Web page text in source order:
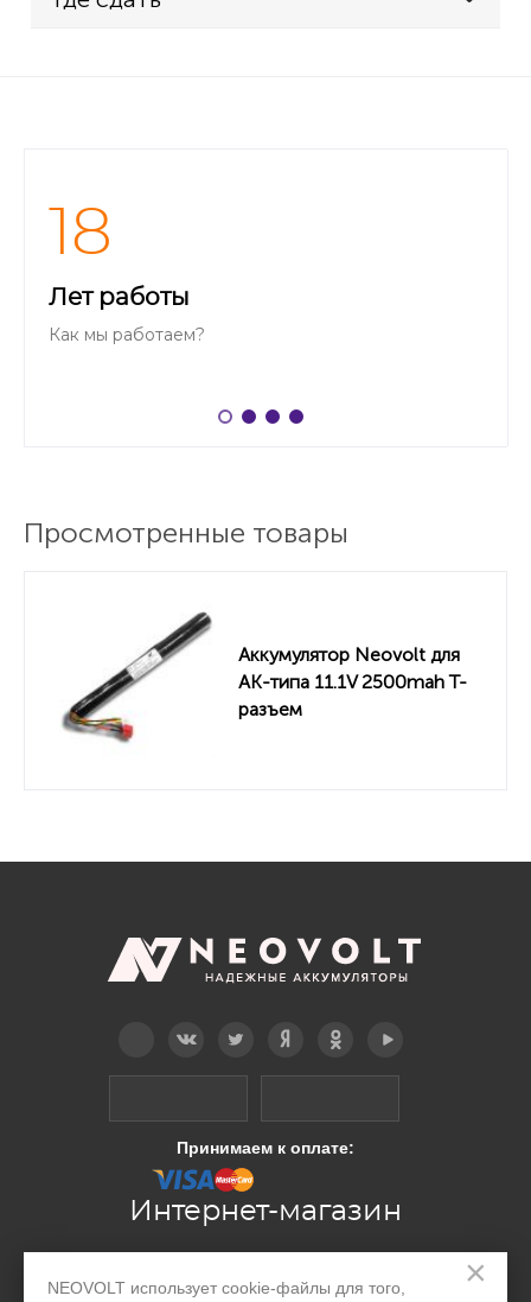
×
NEOVOLT использует cookie-файлы для того,
18
Лет работы
Как мы работаем?
Просмотренные товары
Аккумулятор Neovolt для
AK-типа 11.1V 2500mah Т-
разъем
Принимаем к оплате:
Интернет-магазин
Производство